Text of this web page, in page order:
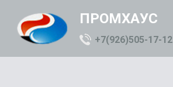
ПРОМХАУС
+7(926)505-17-12